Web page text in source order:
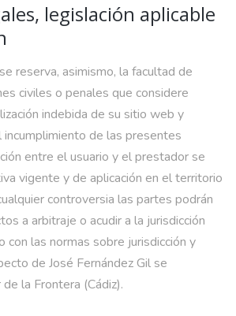
legislación aplicable
reserva, asimismo, la facultad de
civiles o penales que considere
indebida de su sitio web y
incumplimiento de las presentes
entre el usuario y el prestador se
vigente y de aplicación en el territorio
controversia las partes podrán
a arbitraje o acudir a la jurisdicción
con las normas sobre jurisdicción y
de José Fernández Gil se
la Frontera (Cádiz).